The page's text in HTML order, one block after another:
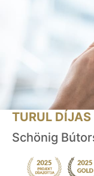
TURUL DÍJAS
Schönig